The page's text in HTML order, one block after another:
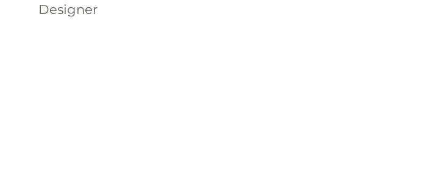
Designer